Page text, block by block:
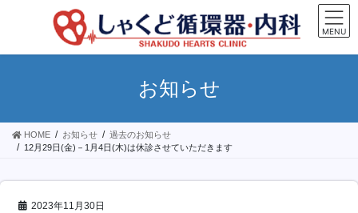
ン
キ
ー
に
お知らせ
HOME お知らせ
過去のお知らせ
12月29日(金)－1月4日(木)は休診させていただきます
2023年11月30日
MENU